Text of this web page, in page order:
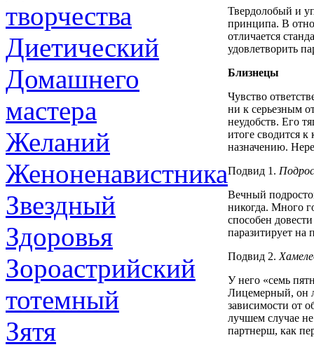
творчества
Диетический
Домашнего
мастера
Желаний
Женоненавистника
Звездный
Здоровья
Зороастрийский
тотемный
Зятя
Твердолобый и
принципа. В
отличается
удовлетворить
Близнецы
Чувство
ни к серьезным
неудобств. Его
итоге сводится
назначению.
Подвид 1.
Вечный
никогда. Много
способен
паразитирует на
Подвид 2.
У него «семь
Лицемерный, он
зависимости от
лучшем случае
партнерш, как